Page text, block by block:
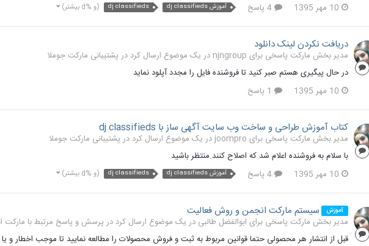
10 مهر 1395
آموزش dj classifieds dj classifieds (و %d بیشتر)
دریافت نکردن لینک دانلود
مدیر بخش مارکت پاسخی برای njngroup در یک موضوع ارسال کرد در
پشتیبانی مارکت جوملا
در حال پیگیری هستم صبر کنید تا فروشنده فایل را مجدد آپلود نماید
10 مهر 1395
کتاب آموزش طراحی و ساخت وب سایت آگهی ساز با dj classifieds
مدیر بخش مارکت پاسخی برای joompro در یک موضوع ارسال کرد در
پشتیبانی مارکت جوملا
با سلام به فروشنده اعلام شد که اصلاح کنند.منتظر باشید
10 مهر 1395
آموزش dj classifieds dj classifieds (و %d بیشتر)
آموزش سیستم مارکت انجمن و روش فعالیت
مدیر بخش مارکت پاسخی برای ابوالفضل طالبی در یک موضوع ارسال کرد در پرسش و پاسخ مرتبط با مارکت
قبل از انتشار هر محصولی حتما قوانین مربوط به ثبت و فروش محصولات را مطالعه نمایید تا موجب اخطار و